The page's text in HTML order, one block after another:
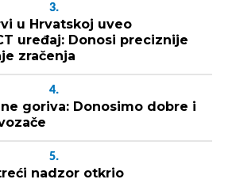
3.
u Hrvatskoj uveo
uređaj: Donosi preciznije
zračenja
4.
goriva: Donosimo dobre i
5.
nadzor otkrio